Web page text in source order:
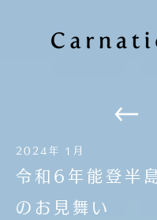
2024年 1月
令和6年能登半
のお見舞い